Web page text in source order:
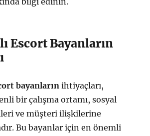
Escort Bayanların
bayanların ihtiyaçları,
bir çalışma ortamı, sosyal
ve müşteri ilişkilerine
Bu bayanlar için en önemli